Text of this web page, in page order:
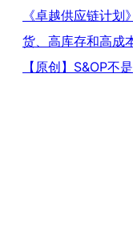
《卓越供应链计
货、高库存和高成
【原创】S&OP不